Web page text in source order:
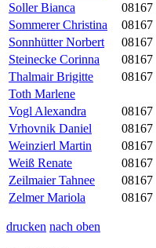
Soller Bianca
08167
Sommerer Christina
08167
Sonnhütter Norbert
08167
Steinecke Corinna
08167
Thalmair Brigitte
08167
Toth Marlene
Vogl Alexandra
08167
Vrhovnik Daniel
08167
Weinzierl Martin
08167
Weiß Renate
08167
Zeilmaier Tahnee
08167
Zelmer Mariola
08167
drucken nach oben